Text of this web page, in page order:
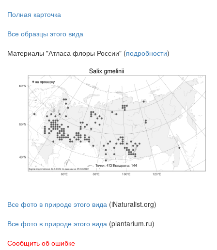
Полная карточка
Все образцы этого вида
Материалы "Атласа флоры России" (подробности)
Все фото в природе этого вида (iNaturalist.org)
Все фото в природе этого вида (plantarium.ru)
Сообщить об ошибке